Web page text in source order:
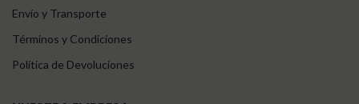
Envío y Transporte
Términos y Condiciones
Política de Devoluciones